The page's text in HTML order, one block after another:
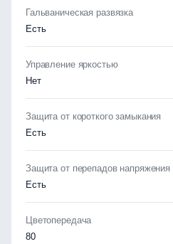
Гальваническая развязка
Есть
Управление яркостью
Нет
Защита от короткого замыкания
Есть
Защита от перепадов напряжения
Есть
Цветопередача
80